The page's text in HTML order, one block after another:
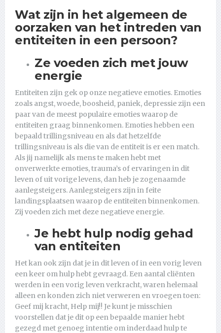
Wat zijn in het algemeen de
oorzaken van het intreden van
entiteiten in een persoon?
Ze voeden zich met jouw
energie
Entiteiten zijn gek op onze negatieve emoties. Emoties
zoals angst, woede, boosheid, paniek, depressie zijn een
paar van de meest populaire emoties waarop de
entiteiten graag binnenkomen. Emoties hebben een
bepaald trillingsniveau en als dat hetzelfde
trillingsniveau is als die van de entiteit is er een match.
Als jij namelijk als mens te maken hebt met
onverwerkte emoties, trauma’s of ervaringen in dit
leven of uit vorige levens, dan heb je zogenaamde
aanlegsteigers. Aanlegsteigers zijn in feite
landingsplaatsen waarop de entiteiten binnenkomen.
Zij voeden zich met deze negatieve energie.
Je hebt hulp nodig gehad
van entiteiten
Het kan ook zijn dat je in dit leven of in een vorig leven
een keer om hulp hebt gevraagd. Een aantal cliënten
werden in een vorig leven verkracht, waren helemaal
alleen en konden zich niet verweren en vroegen toen:
Geef mij kracht, Help mij!! Je kunt je misschien
voorstellen dat je dit op een bepaalde manier hebt
gezegd met genoeg intentie om inderdaad hulp te